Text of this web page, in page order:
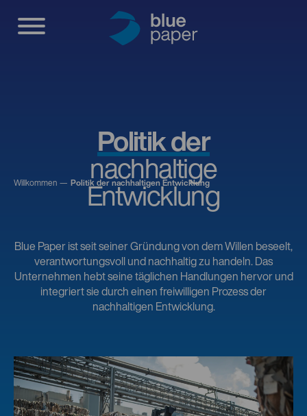
Willkommen Politik der nachhaltigen Entwicklung
Politik der
nachhaltige
Entwicklung
Blue Paper ist seit seiner Gründung von dem Willen beseelt,
verantwortungsvoll und nachhaltig zu handeln. Das
Unternehmen hebt seine täglichen Handlungen hervor und
integriert sie durch einen freiwilligen Prozess der
nachhaltigen Entwicklung.